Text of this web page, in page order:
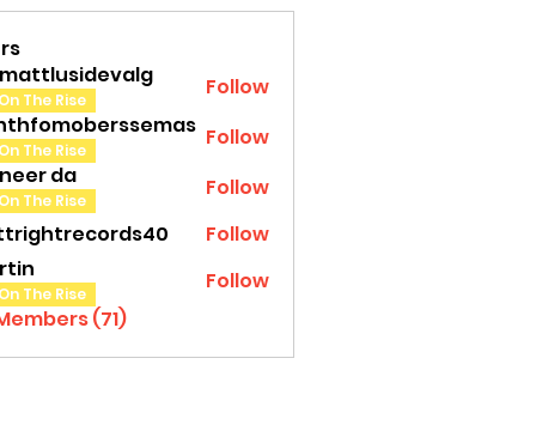
The Rise Follow
The Rise
Follow
da
The Rise Follow
Follow
The Rise
Follow
(71)